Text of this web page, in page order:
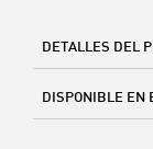
DETALLES DEL
DISPONIBLE EN